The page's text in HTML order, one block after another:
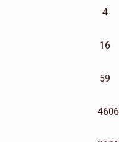
4
16
59
4606